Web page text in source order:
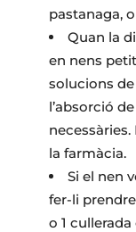
pastanaga,
Quan la
en nens
solucions
l’absorció
la farmàcia.
Si el nen
fer-li
o 1 cullerada